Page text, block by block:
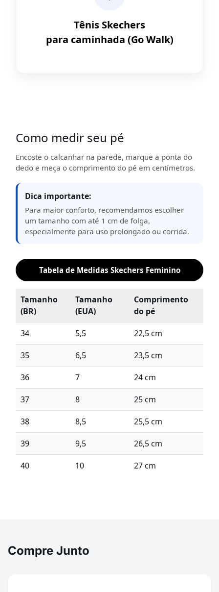
Tênis Skechers
para caminhada (Go Walk)
Como medir seu pé
Encoste o calcanhar na parede, marque a ponta do
dedo e meça o comprimento do pé em centímetros.
Dica importante:
Para maior conforto, recomendamos escolher
um tamanho com até 1 cm de folga,
especialmente para uso prolongado ou corrida.
Tabela de Medidas Skechers Feminino
Tamanho
(BR)
Tamanho
(EUA)
Comprimento
do pé
34 5,5 22,5 cm
35 6,5 23,5 cm
36 7 24 cm
37 8 25 cm
38 8,5 25,5 cm
39 9,5 26,5 cm
40 10 27 cm
Compre Junto